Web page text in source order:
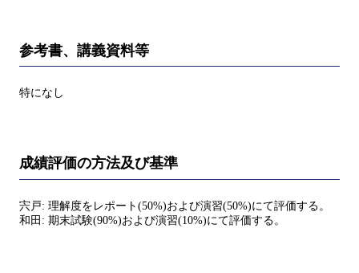
参考書、講義資料等
特になし
成績評価の方法及び基準
宍戸: 理解度をレポート(50%)および演習(50%)にて評価する。
和田: 期末試験(90%)および演習(10%)にて評価する。